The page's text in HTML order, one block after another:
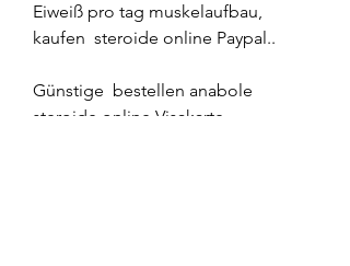
Eiweiß pro tag muskelaufbau,
kaufen  steroide online Paypal..
Günstige  bestellen anabole
steroide online Visakarte.